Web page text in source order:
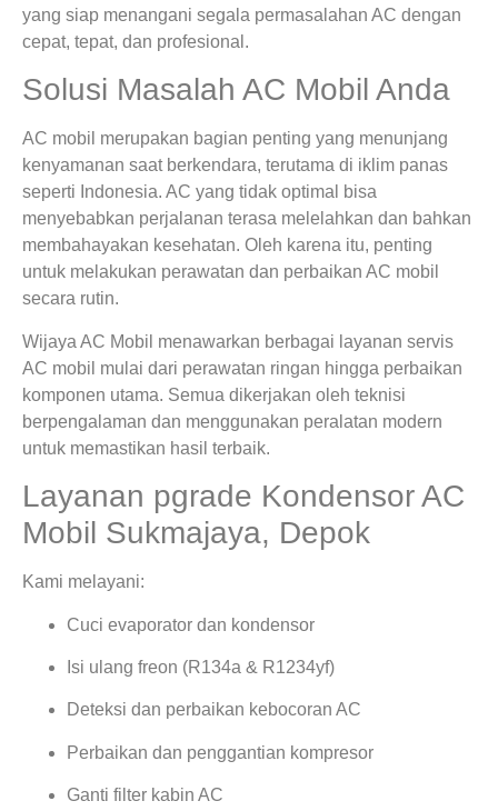
yang siap menangani segala permasalahan AC dengan
cepat, tepat, dan profesional.
Solusi Masalah AC Mobil Anda
AC mobil merupakan bagian penting yang menunjang
kenyamanan saat berkendara, terutama di iklim panas
seperti Indonesia. AC yang tidak optimal bisa
menyebabkan perjalanan terasa melelahkan dan bahkan
membahayakan kesehatan. Oleh karena itu, penting
untuk melakukan perawatan dan perbaikan AC mobil
secara rutin.
Wijaya AC Mobil menawarkan berbagai layanan servis
AC mobil mulai dari perawatan ringan hingga perbaikan
komponen utama. Semua dikerjakan oleh teknisi
berpengalaman dan menggunakan peralatan modern
untuk memastikan hasil terbaik.
Layanan pgrade Kondensor AC
Mobil Sukmajaya, Depok
Kami melayani:
Cuci evaporator dan kondensor
Isi ulang freon (R134a & R1234yf)
Deteksi dan perbaikan kebocoran AC
Perbaikan dan penggantian kompresor
Ganti filter kabin AC